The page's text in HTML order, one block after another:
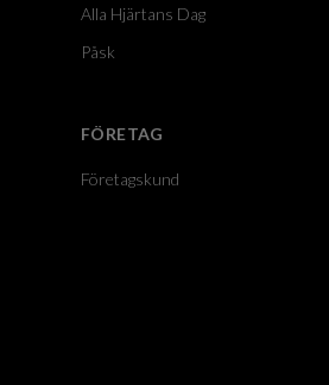
Alla Hjärtans Dag
Påsk
FÖRETAG
Företagskund